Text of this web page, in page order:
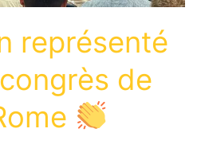
représenté
de